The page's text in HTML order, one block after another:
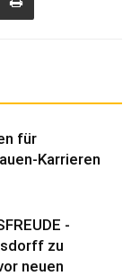
für
Karrieren
-
zu
neuen